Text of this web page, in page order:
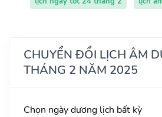
CHUYỂN ĐỔI LỊCH ÂM
THÁNG 2 NĂM 2025
Chọn ngày dương lịch bất kỳ